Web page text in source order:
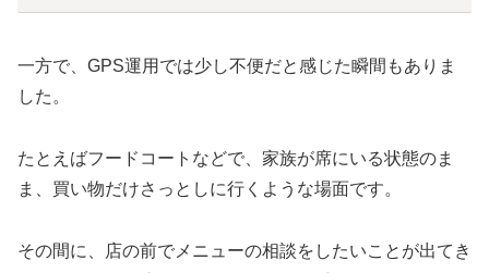
一方で、GPS運用では少し不便だと感じた瞬間もありま
した。
たとえばフードコートなどで、家族が席にいる状態のま
ま、買い物だけさっとしに行くような場面です。
その間に、店の前でメニューの相談をしたいことが出てき